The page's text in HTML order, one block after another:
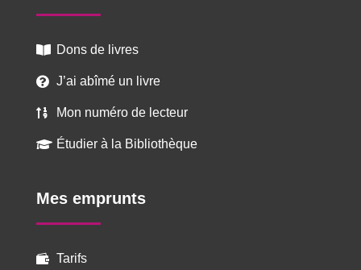
 Dons de livres
 J’ai abîmé un livre
 Mon numéro de lecteur
 Étudier à la Bibliothèque
Mes emprunts
 Tarifs